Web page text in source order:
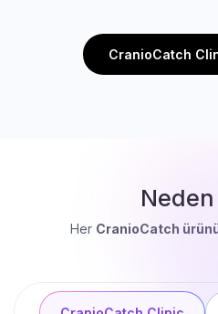
CranioCatch
Neden
Her CranioCatch